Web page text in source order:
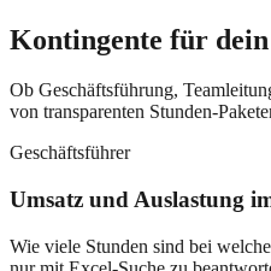
Kontingente für dein
Ob Geschäftsführung,
von transparenten Stunden-
Geschäftsführer
Umsatz und Auslastung
Wie viele Stunden sind bei